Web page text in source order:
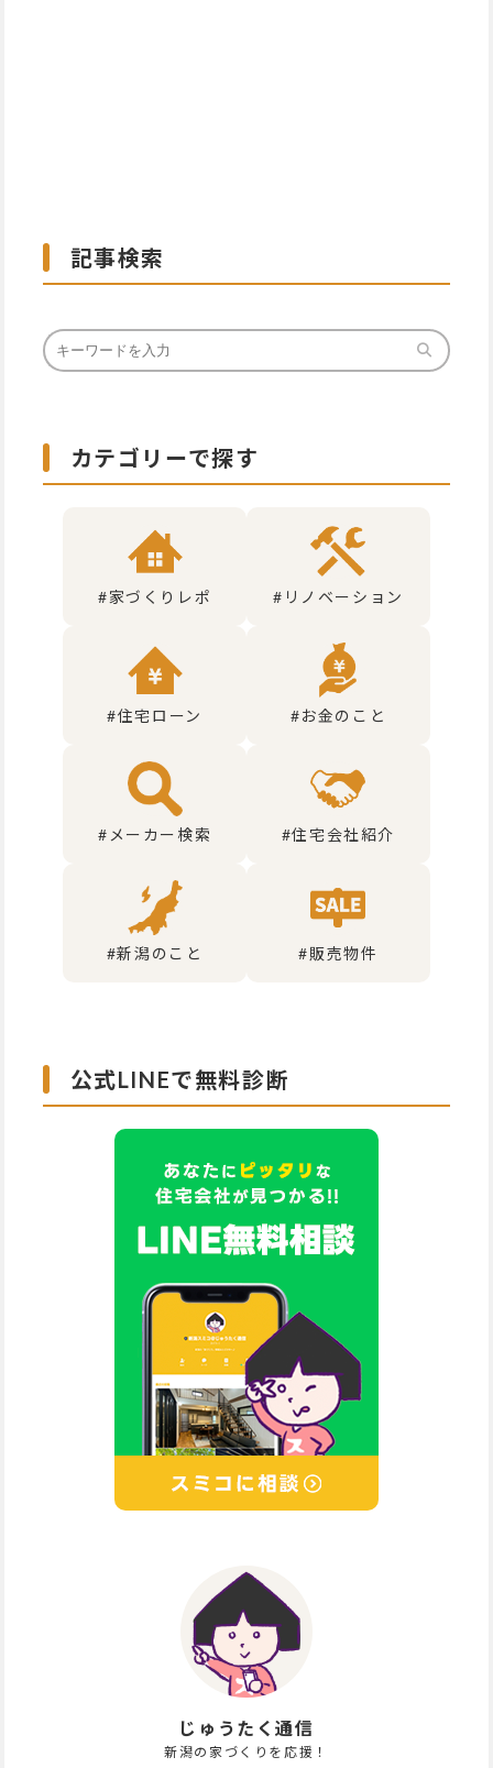
記事検索
じゅうたく通信
新潟の家づくりを応援！
公式LINEで無料診断
カテゴリーで探す
#家づくりレポ #リノベーション
#住宅ローン #お金のこと
#メーカー検索 #住宅会社紹介
#新潟のこと #販売物件